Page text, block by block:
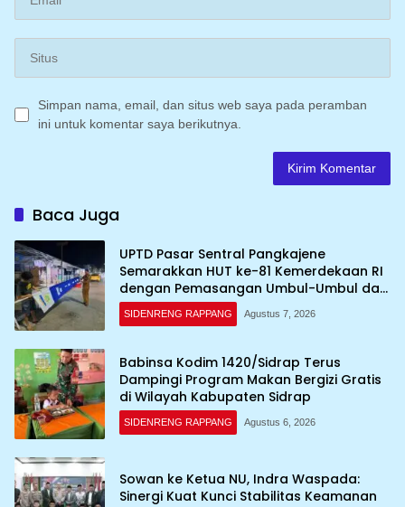
Simpan nama, email, dan situs web saya pada peramban
ini untuk komentar saya berikutnya.
Baca Juga
UPTD Pasar Sentral Pangkajene
Semarakkan HUT ke-81 Kemerdekaan RI
dengan Pemasangan Umbul-Umbul dan
Dekorasi Merah Putih
SIDENRENG RAPPANG Agustus 7, 2026
Babinsa Kodim 1420/Sidrap Terus
Dampingi Program Makan Bergizi Gratis
di Wilayah Kabupaten Sidrap
SIDENRENG RAPPANG Agustus 6, 2026
Sowan ke Ketua NU, Indra Waspada:
Sinergi Kuat Kunci Stabilitas Keamanan